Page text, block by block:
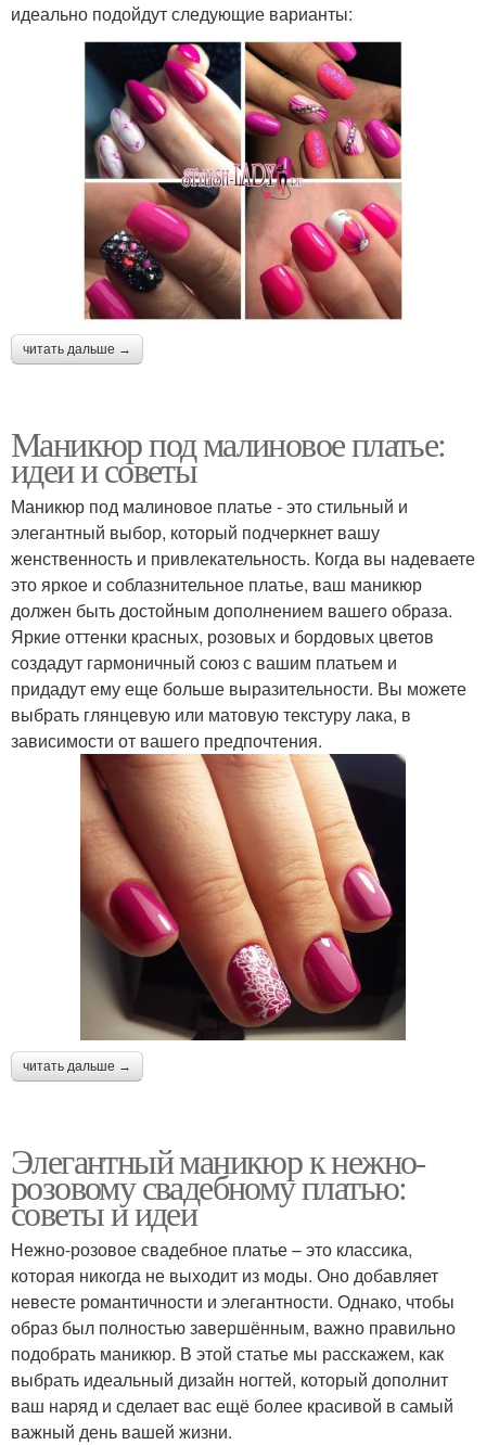
идеально подойдут следующие варианты:
читать дальше →
Маникюр под малиновое платье:
идеи и советы
Маникюр под малиновое платье - это стильный и
элегантный выбор, который подчеркнет вашу
женственность и привлекательность. Когда вы надеваете
это яркое и соблазнительное платье, ваш маникюр
должен быть достойным дополнением вашего образа.
Яркие оттенки красных, розовых и бордовых цветов
создадут гармоничный союз с вашим платьем и
придадут ему еще больше выразительности. Вы можете
выбрать глянцевую или матовую текстуру лака, в
зависимости от вашего предпочтения.
читать дальше →
Элегантный маникюр к нежно-
розовому свадебному платью:
советы и идеи
Нежно-розовое свадебное платье – это классика,
которая никогда не выходит из моды. Оно добавляет
невесте романтичности и элегантности. Однако, чтобы
образ был полностью завершённым, важно правильно
подобрать маникюр. В этой статье мы расскажем, как
выбрать идеальный дизайн ногтей, который дополнит
ваш наряд и сделает вас ещё более красивой в самый
важный день вашей жизни.